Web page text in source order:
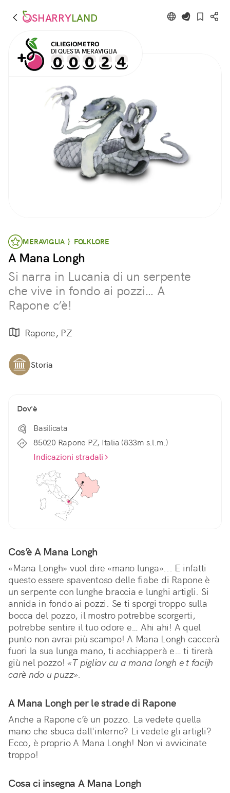
SHARRYLAND
CILIEGIOMETRO
DI QUESTA MERAVIGLIA
MERAVIGLIA } FOLKLORE
A Mana Longh
Si narra in Lucania di un serpente
che vive in fondo ai pozzi… A
Rapone c’è!
Rapone, PZ
Storia
Dov'è
Basilicata
85020 Rapone PZ, Italia (833m s.l.m.)
Indicazioni stradali
Cos’è A Mana Longh
«Mana Longh» vuol dire «mano lunga»... E infatti
questo essere spaventoso delle fiabe di Rapone è
un serpente con lunghe braccia e lunghi artigli. Si
annida in fondo ai pozzi. Se ti sporgi troppo sulla
bocca del pozzo, il mostro potrebbe scorgerti,
potrebbe sentire il tuo odore e… Ahi ahi! A quel
punto non avrai più scampo! A Mana Longh caccerà
fuori la sua lunga mano, ti acchiapperà e… ti tirerà
giù nel pozzo! «T pigliav cu a mana longh e t facijh
carè ndo u puzz».
A Mana Longh per le strade di Rapone
Anche a Rapone c’è un pozzo. La vedete quella
mano che sbuca dall'interno? Li vedete gli artigli?
Ecco, è proprio A Mana Longh! Non vi avvicinate
troppo!
Cosa ci insegna A Mana Longh